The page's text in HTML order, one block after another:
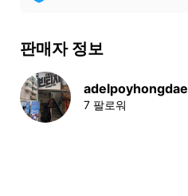
판매자 정보
adelpoyhongdae
7 팔로워